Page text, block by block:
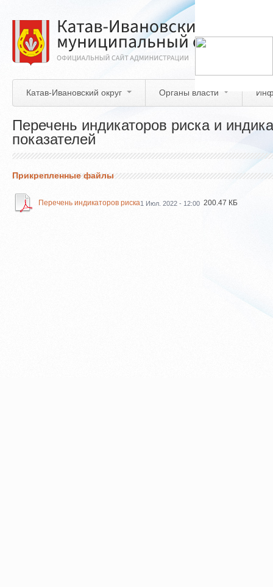
основному
содержанию
Катав-Ивановский округ Органы власти
Перечень индикаторов риска и
показателей
Прикрепленные файлы
Перечень индикаторов риска1 Июл. 2022 - 12:00 200.47 КБ